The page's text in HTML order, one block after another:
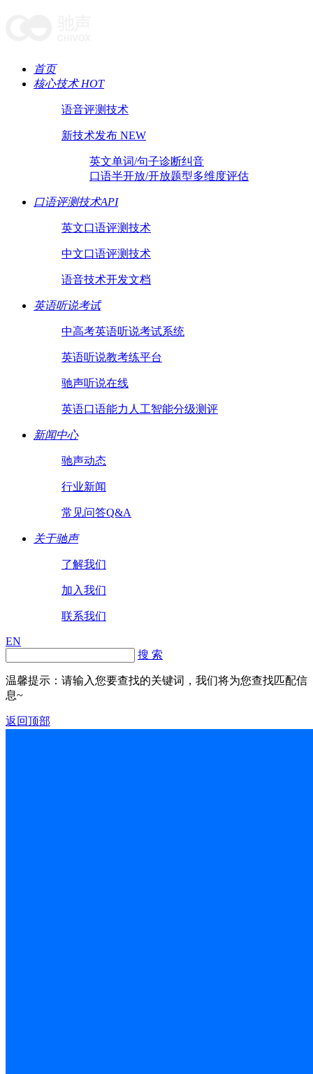
首页
核心技术 HOT
语音评测技术
新技术发布 NEW
英文单词/句子诊断纠音
口语半开放/开放题型多维度评估
口语评测技术API
英文口语评测技术
中文口语评测技术
语音技术开发文档
英语听说考试
中高考英语听说考试系统
英语听说教考练平台
驰声听说在线
英语口语能力人工智能分级测评
新闻中心
驰声动态
行业新闻
常见问答Q&A
关于驰声
了解我们
加入我们
联系我们
EN
搜 索
温馨提示：请输入您要查找的关键词，我们将为您查找匹配信
息~
返回顶部